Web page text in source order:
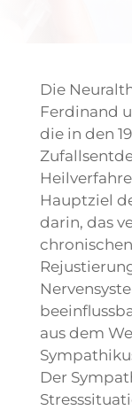
Die
Ferdinand
die in den
Hauptziel
darin, das
aus dem
Der